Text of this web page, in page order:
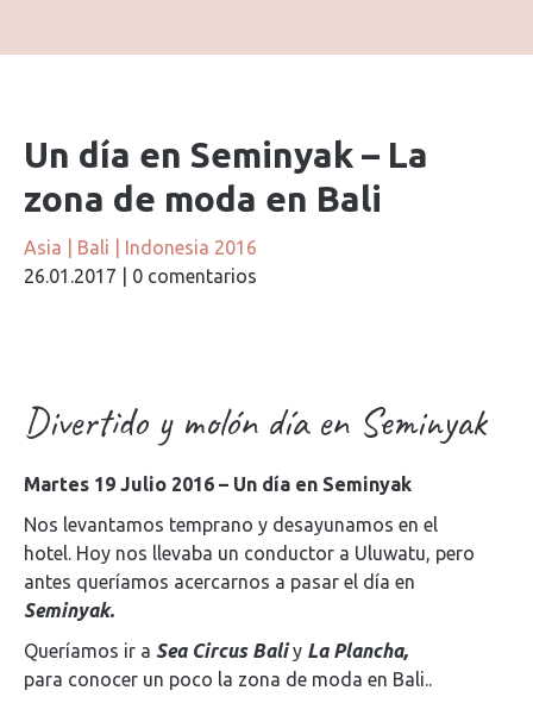
Un día en Seminyak – La
zona de moda en Bali
Asia Bali
Indonesia 2016
26.01.2017
0 comentarios
Divertido y molón día en Seminyak
Martes 19 Julio 2016 – Un día en Seminyak
Nos levantamos temprano y desayunamos en el
hotel. Hoy nos llevaba un conductor a Uluwatu, pero
antes queríamos acercarnos a pasar el día en
Seminyak.
Queríamos ir a Sea Circus Baliy La Plancha,
para conocer un poco la zona de moda en Bali..